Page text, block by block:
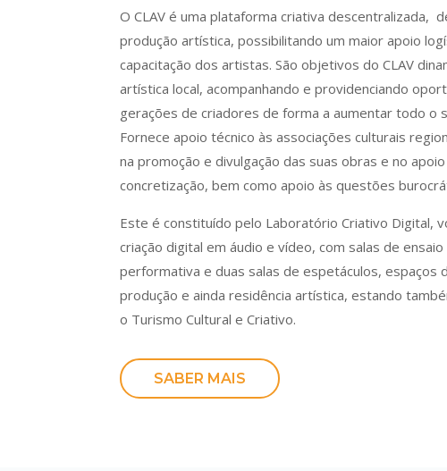
O CLAV é uma plataforma criativa descentralizada,
produção artística, possibilitando um maior apoio
capacitação dos artistas. São objetivos do CLAV
artística local, acompanhando e providenciando
gerações de criadores de forma a aumentar todo o
Fornece apoio técnico às associações culturais
na promoção e divulgação das suas obras e no
concretização, bem como apoio às questões
Este é constituído pelo Laboratório Criativo Digital,
criação digital em áudio e vídeo, com salas de
performativa e duas salas de espetáculos, espaços
produção e ainda residência artística, estando
o Turismo Cultural e Criativo.
SABER MAIS